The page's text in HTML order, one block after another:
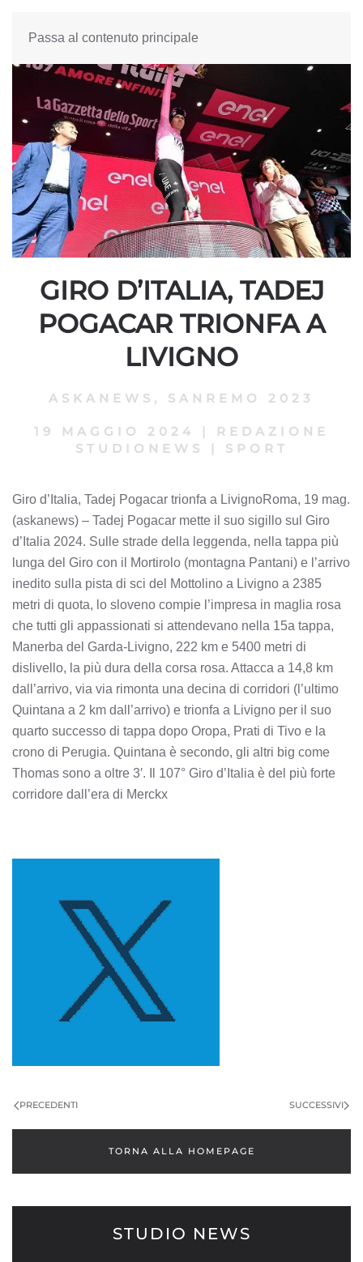
Passa al contenuto principale
GIRO D’ITALIA, TADEJ
POGACAR TRIONFA A
LIVIGNO
ASKANEWS , SANREMO 2023
19 MAGGIO 2024
REDAZIONE
STUDIONEWS
SPORT
Giro d’Italia, Tadej Pogacar trionfa a LivignoRoma, 19 mag.
(askanews) – Tadej Pogacar mette il suo sigillo sul Giro
d’Italia 2024. Sulle strade della leggenda, nella tappa più
lunga del Giro con il Mortirolo (montagna Pantani) e l’arrivo
inedito sulla pista di sci del Mottolino a Livigno a 2385
metri di quota, lo sloveno compie l’impresa in maglia rosa
che tutti gli appassionati si attendevano nella 15a tappa,
Manerba del Garda-Livigno, 222 km e 5400 metri di
dislivello, la più dura della corsa rosa. Attacca a 14,8 km
dall’arrivo, via via rimonta una decina di corridori (l’ultimo
Quintana a 2 km dall’arrivo) e trionfa a Livigno per il suo
quarto successo di tappa dopo Oropa, Prati di Tivo e la
crono di Perugia. Quintana è secondo, gli altri big come
Thomas sono a oltre 3′. Il 107° Giro d’Italia è del più forte
corridore dall’era di Merckx
PRECEDENTI SUCCESSIVI
TORNA ALLA HOMEPAGE
STUDIO NEWS